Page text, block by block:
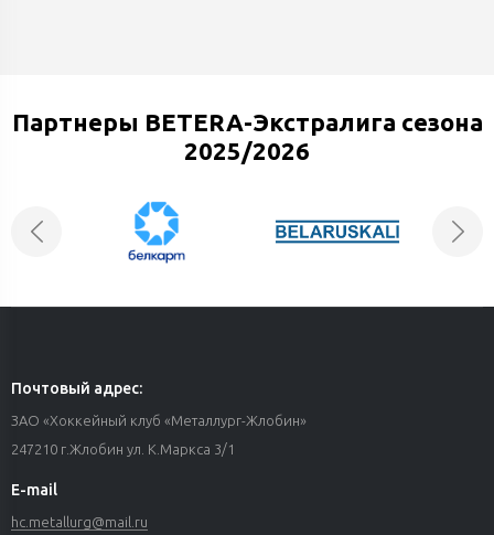
Партнеры BETERA-Экстралига сезона
2025/2026
Почтовый адрес:
ЗАО «Хоккейный клуб «Металлург-Жлобин»
247210 г.Жлобин ул. К.Маркса 3/1
E-mail
hc.metallurg@mail.ru